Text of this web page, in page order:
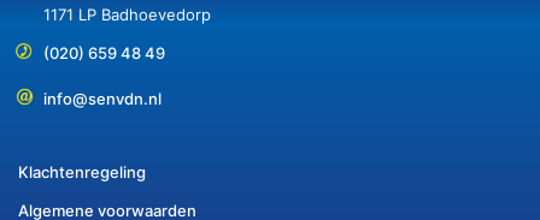
1171 LP Badhoevedorp
(020) 659 48 49
info@senvdn.nl
Klachtenregeling
Algemene voorwaarden